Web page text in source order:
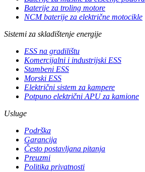
Baterije za troling motore
NCM baterije za električne motocikle
Sistemi za skladištenje energije
ESS na gradilištu
Komercijalni i industrijski ESS
Stambeni ESS
Morski ESS
Električni sistem za kampere
Potpuno električni APU za kamione
Usluge
Podrška
Garancija
Često postavljana pitanja
Preuzmi
Politika privatnosti